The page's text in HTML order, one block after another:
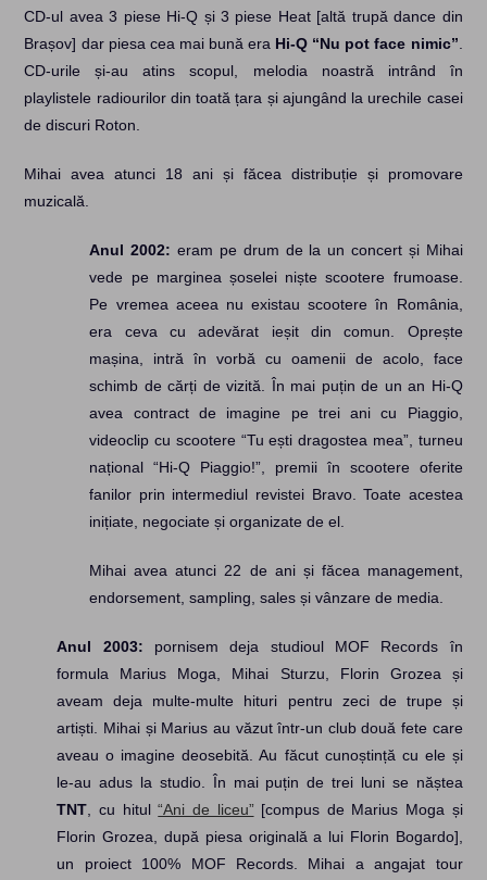
CD-ul avea 3 piese Hi-Q și 3 piese Heat [altă trupă dance din
Brașov] dar piesa cea mai bună era Hi-Q “Nu pot face nimic”
CD-urile și-au atins scopul, melodia noastră intrând în
playlistele radiourilor din toată țara și ajungând la urechile casei
de discuri Roton.
Mihai avea atunci 18 ani și făcea distribuție și promovare
muzicală.
Anul 2002: eram pe drum de la un concert și Mihai
vede pe marginea șoselei niște scootere frumoase.
Pe vremea aceea nu existau scootere în România,
era ceva cu adevărat ieșit din comun. Oprește
mașina, intră în vorbă cu oamenii de acolo, face
schimb de cărți de vizită. În mai puțin de un an Hi-Q
avea contract de imagine pe trei ani cu Piaggio,
videoclip cu scootere “Tu ești dragostea mea”, turneu
național “Hi-Q Piaggio!”, premii în scootere oferite
fanilor prin intermediul revistei Bravo. Toate acestea
inițiate, negociate și organizate de el.
Mihai avea atunci 22 de ani și făcea management,
endorsement, sampling, sales și vânzare de media.
Anul 2003: pornisem deja studioul MOF Records în
formula Marius Moga, Mihai Sturzu, Florin Grozea și
aveam deja multe-multe hituri pentru zeci de trupe și
artiști. Mihai și Marius au văzut într-un club două fete care
aveau o imagine deosebită. Au făcut cunoștință cu ele și
le-au adus la studio. În mai puțin de trei luni se năștea
TNT , cu hitul“Ani de liceu” [compus de Marius Moga și
Florin Grozea, după piesa originală a lui Florin Bogardo],
un proiect 100% MOF Records. Mihai a angajat tour